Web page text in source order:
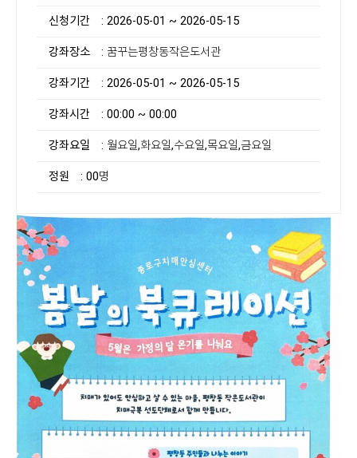
신청기간 : 2026-05-01 ~ 2026-05-15
강좌장소 : 꿈꾸는평창동작은도서관
강좌기간 : 2026-05-01 ~ 2026-05-15
강좌시간 : 00:00 ~ 00:00
강좌요일 : 월요일,화요일,수요일,목요일,금요일
정원 : 00명